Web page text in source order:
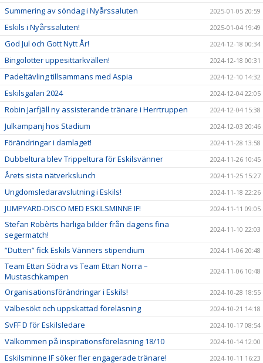
Summering av söndag i Nyårssaluten 2025-01-05 20:59
Eskils i Nyårssaluten! 2025-01-04 19:49
God Jul och Gott Nytt År! 2024-12-18 00:34
Bingolotter uppesittarkvällen! 2024-12-18 00:31
Padeltävling tillsammans med Aspia 2024-12-10 14:32
Eskilsgalan 2024 2024-12-04 22:05
Robin Jarfjäll ny assisterande tränare i Herrtruppen 2024-12-04 15:38
Julkampanj hos Stadium 2024-12-03 20:46
Förändringar i damlaget! 2024-11-28 13:58
Dubbeltura blev Trippeltura för Eskilsvänner 2024-11-26 10:45
Årets sista nätverkslunch 2024-11-25 15:27
Ungdomsledaravslutning i Eskils! 2024-11-18 22:26
JUMPYARD-DISCO MED ESKILSMINNE IF! 2024-11-11 09:05
Stefan Robèrts härliga bilder från dagens fina
segermatch!
2024-11-10 22:03
”Dutten” fick Eskils Vänners stipendium 2024-11-06 20:48
Team Ettan Södra vs Team Ettan Norra –
Mustaschkampen
2024-11-06 10:48
Organisationsförändringar i Eskils! 2024-10-28 18:55
Välbesökt och uppskattad föreläsning 2024-10-21 14:18
SvFF D för Eskilsledare 2024-10-17 08:54
Välkommen på inspirationsföreläsning 18/10 2024-10-14 12:00
Eskilsminne IF söker fler engagerade tränare! 2024-10-11 16:23